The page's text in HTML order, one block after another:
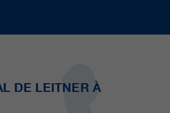
DE LEITNER À